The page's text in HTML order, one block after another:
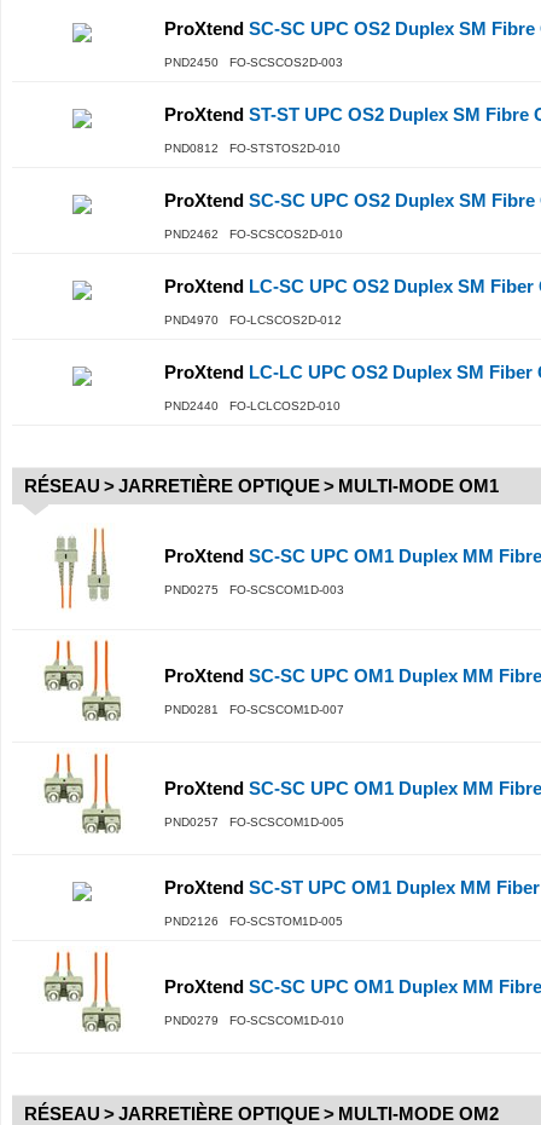
ProXtend SC-SC UPC OS2 Duplex SM Fibre
PND2450 FO-SCSCOS2D-003
ProXtend ST-ST UPC OS2 Duplex SM Fibre
PND0812 FO-STSTOS2D-010
ProXtend SC-SC UPC OS2 Duplex SM Fibre
PND2462 FO-SCSCOS2D-010
ProXtend LC-SC UPC OS2 Duplex SM Fiber
PND4970 FO-LCSCOS2D-012
ProXtend LC-LC UPC OS2 Duplex SM Fiber
PND2440 FO-LCLCOS2D-010
RÉSEAU >JARRETIÈRE OPTIQUE> MULTI-MODE OM1
ProXtend SC-SC UPC OM1 Duplex MM
PND0275 FO-SCSCOM1D-003
ProXtend SC-SC UPC OM1 Duplex MM
PND0281 FO-SCSCOM1D-007
ProXtend SC-SC UPC OM1 Duplex MM
PND0257 FO-SCSCOM1D-005
ProXtend SC-ST UPC OM1 Duplex MM
PND2126 FO-SCSTOM1D-005
ProXtend SC-SC UPC OM1 Duplex MM
PND0279 FO-SCSCOM1D-010
RÉSEAU >JARRETIÈRE OPTIQUE> MULTI-MODE OM2